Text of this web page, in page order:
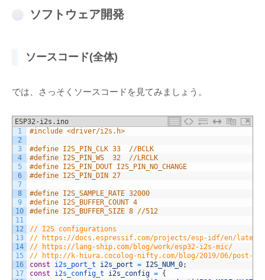
ソフトウェア開発
ソースコード(全体)
では、さっそくソースコードを見てみましょう。
ESP32-i2s.ino
1
2
3
4
5
6
7
8
9
10
11
12
13
14
15
16
17
#include <driver/i2s.h>
#define I2S_PIN_CLK 33  //BCLK
#define I2S_PIN_WS  32  //LRCLK
#define I2S_PIN_DOUT I2S_PIN_NO_CHANGE
#define I2S_PIN_DIN 27
#define I2S_SAMPLE_RATE 32000
#define I2S_BUFFER_COUNT 4
#define I2S_BUFFER_SIZE 8 //512
// I2S configurations
// https://docs.espressif.com/projects/esp-idf/en/latest/
// https://lang-ship.com/blog/work/esp32-i2s-mic/
// http://k-hiura.cocolog-nifty.com/blog/2019/06/post-
const
i2s_port_t i2s_port = I2S_NUM_0;
const
i2s_config_t i2s_config = {